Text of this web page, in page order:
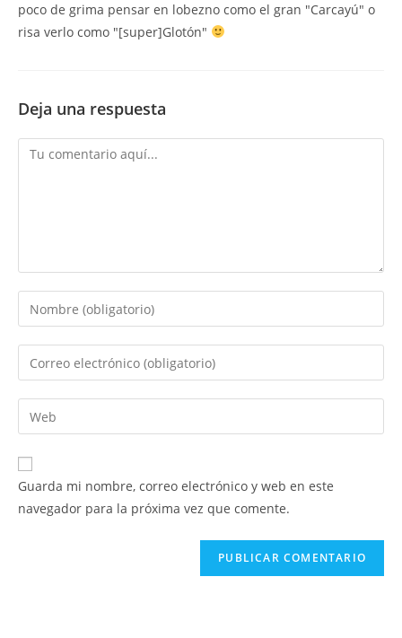
poco de grima pensar en lobezno como el gran "Carcayú" o
risa verlo como "[super]Glotón"
Deja una respuesta
Comentario
Introduce
tu
nombre
de
usuario
para
comentar
Introduce
tu
dirección
de
electrónico
para
comentar
Introduce
la
URL
de
Guarda mi nombre, correo electrónico y web en este
navegador para la próxima vez que comente.